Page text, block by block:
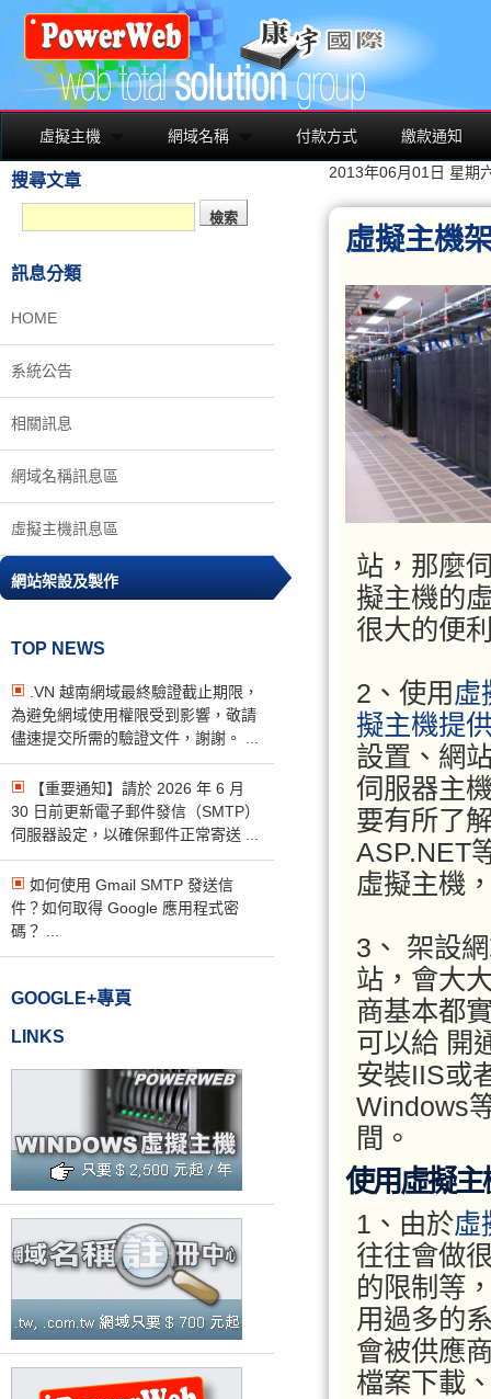
虛擬主機 網域名稱 付款方式 繳款通知
搜尋文章
訊息分類
HOME
系統公告
相關訊息
網域名稱訊息區
虛擬主機訊息區
網站架設及製作
TOP NEWS
.VN 越南網域最終驗證截止期限，
為避免網域使用權限受到影響，敬請
儘速提交所需的驗證文件，謝謝。 ...
【重要通知】請於 2026 年 6 月
30 日前更新電子郵件發信（SMTP）
伺服器設定，以確保郵件正常寄送 ...
如何使用 Gmail SMTP 發送信
件？如何取得 Google 應用程式密
碼？ ...
GOOGLE+專頁
LINKS
2013年06月01日 星期
虛擬主機
站，那麼
擬主機的
很大的便
2、使用 虛
擬主機提
設置、網
伺服器主
要有所了
ASP.NET
虛擬主機
3、 架設
站，會大
商基本都
可以給 開
安裝IIS或
Windows
間。
使用虛擬主
1、由於虛
往往會做
的限制等
用過多的
會被供應
檔案下載